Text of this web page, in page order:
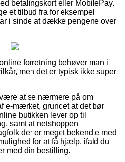
betalingskort eller MobilePay.
et tilbud fra for eksempel
i sinde at dække pengene over
forretning behøver man i
men det er typisk ikke super
at se nærmere på om
e-mærket, grundet at det bør
butikken lever op til
samt at netshoppen
der er meget bekendte med
for at få hjælp, ifald du
med din bestilling.